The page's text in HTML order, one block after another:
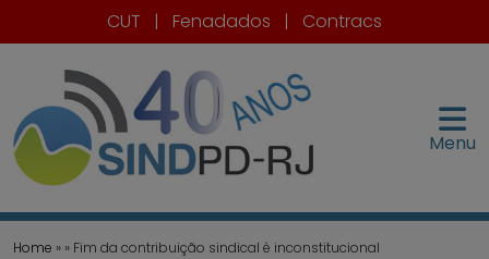
CUT | Fenadados | Contracs
Menu
Home » » Fim da contribuição sindical é inconstitucional